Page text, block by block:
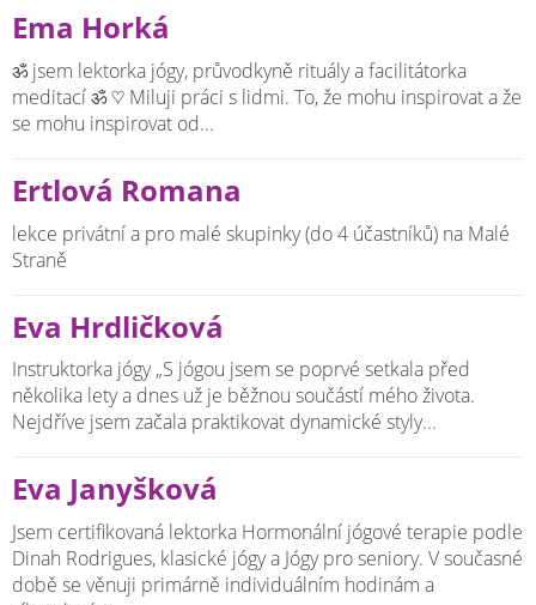
Ema Horká
ॐ jsem lektorka jógy, průvodkyně rituály a facilitátorka
meditací ॐ ♡ Miluji práci s lidmi. To, že mohu inspirovat a že
se mohu inspirovat od...
Ertlová Romana
lekce privátní a pro malé skupinky (do 4 účastníků) na Malé
Straně
Eva Hrdličková
Instruktorka jógy „S jógou jsem se poprvé setkala před
několika lety a dnes už je běžnou součástí mého života.
Nejdříve jsem začala praktikovat dynamické styly...
Eva Janyšková
Jsem certifikovaná lektorka Hormonální jógové terapie podle
Dinah Rodrigues, klasické jógy a Jógy pro seniory. V současné
době se věnuji primárně individuálním hodinám a